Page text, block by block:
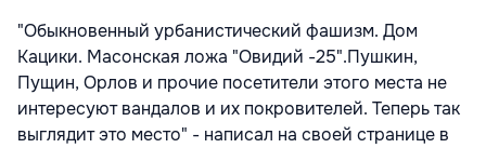
"Обыкновенный урбанистический фашизм. Дом
Кацики. Масонская ложа "Овидий -25".Пушкин,
Пущин, Орлов и прочие посетители этого места не
интересуют вандалов и их покровителей. Теперь так
выглядит это место" - написал на своей странице в